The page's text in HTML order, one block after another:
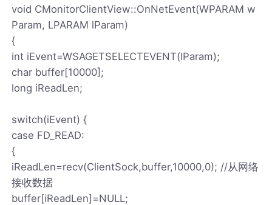
void CMonitorClientView::OnNetEvent(WPARAM w
Param, LPARAM lParam)
{
int iEvent=WSAGETSELECTEVENT(lParam);
char buffer[10000];
long iReadLen;
switch(iEvent) {
case FD_READ:
{
iReadLen=recv(ClientSock,buffer,10000,0); //从网络
接收数据
buffer[iReadLen]=NULL;